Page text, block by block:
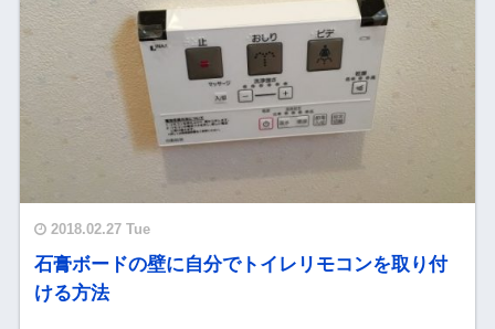
2018.02.27 Tue
石膏ボードの壁に自分でトイレリモコンを取り付
ける方法